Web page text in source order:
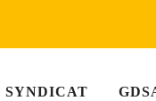
SYNDICAT